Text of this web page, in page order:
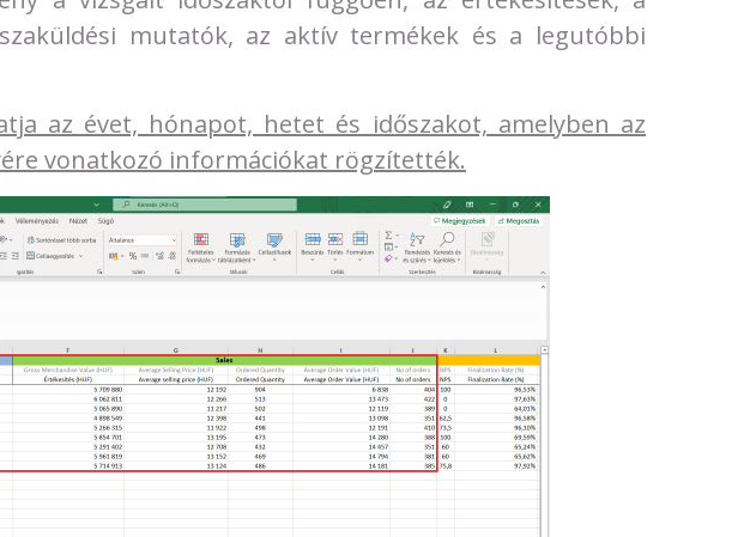
mutatók, az aktív termékek és a legutóbbi
az évet, hónapot, hetet és időszakot, amelyben az
vonatkozó információkat rögzítették.